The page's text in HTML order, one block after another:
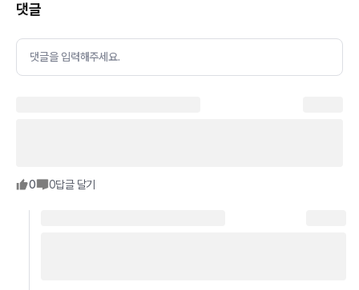
댓글
댓글을 입력해주세요.
0 0답글 달기